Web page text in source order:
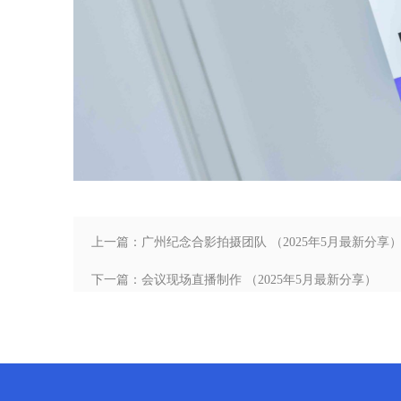
上一篇：广州纪念合影拍摄团队 （2025年5月最新分享）
下一篇：会议现场直播制作 （2025年5月最新分享）